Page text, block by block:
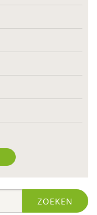
ZOEKEN